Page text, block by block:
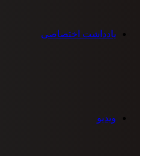
یادداشت اختصاصی
ویدیو